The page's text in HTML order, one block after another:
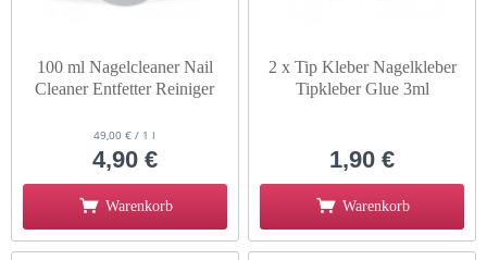
100 ml Nagelcleaner Nail
Cleaner Entfetter Reiniger
49,00 € / 1 l
4,90 €
Warenkorb
2 x Tip Kleber Nagelkleber
Tipkleber Glue 3ml
1,90 €
Warenkorb